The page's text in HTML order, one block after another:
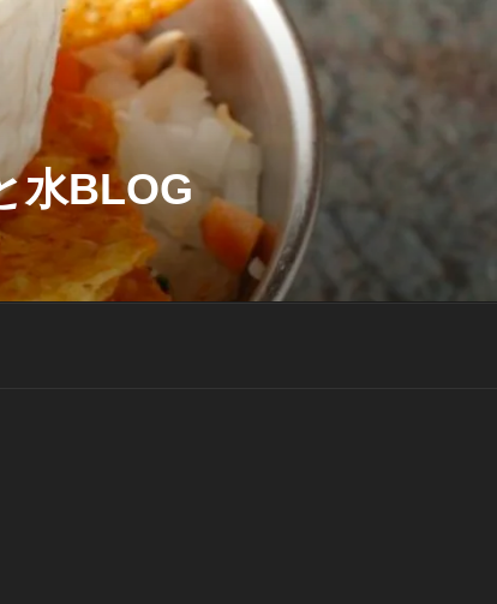
水BLOG